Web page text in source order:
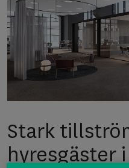
Stark
hyresgäster